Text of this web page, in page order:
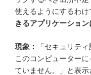
使えるようにするわけ
きるアプリケーショ
現象：
「セキュリテ
このコンピューター
ていません。」と表示